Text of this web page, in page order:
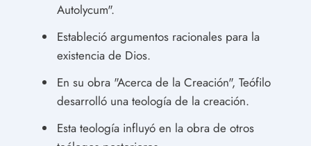
Autolycum".
Estableció argumentos racionales para la
existencia de Dios.
En su obra "Acerca de la Creación", Teófilo
desarrolló una teología de la creación.
Esta teología influyó en la obra de otros